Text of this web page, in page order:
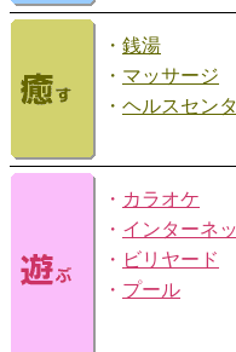
・ 銭湯
・ マッサージ
・ ヘルスセン
・ カラオケ
・ インターネ
・ ビリヤード
・ プール